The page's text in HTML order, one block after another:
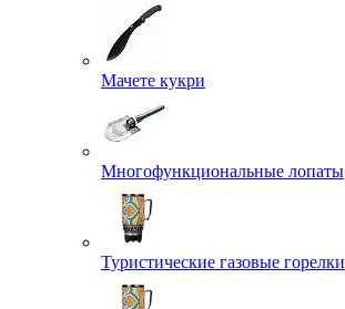
Мачете кукри
Многофункциональные лопаты
Туристические газовые горелки